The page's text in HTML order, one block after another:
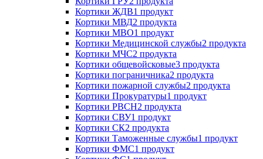
Кортики ЖДВ1 продукт
Кортики МВД2 продукта
Кортики МВО1 продукт
Кортики Медицинской службы2 продукта
Кортики МЧС2 продукта
Кортики общевойсковые3 продукта
Кортики пограничника2 продукта
Кортики пожарной службы2 продукта
Кортики Прокуратуры1 продукт
Кортики РВСН2 продукта
Кортики СВУ1 продукт
Кортики СК2 продукта
Кортики Таможенные службы1 продукт
Кортики ФМС1 продукт